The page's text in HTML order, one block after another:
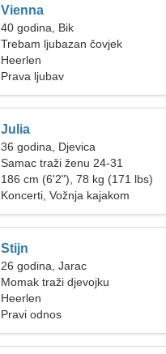
Vienna
40 godina, Bik
Trebam ljubazan čovjek
Heerlen
Prava ljubav
Julia
36 godina, Djevica
Samac traži ženu 24-31
186 cm (6'2"), 78 kg (171 lbs)
Koncerti, Vožnja kajakom
Stijn
26 godina, Jarac
Momak traži djevojku
Heerlen
Pravi odnos